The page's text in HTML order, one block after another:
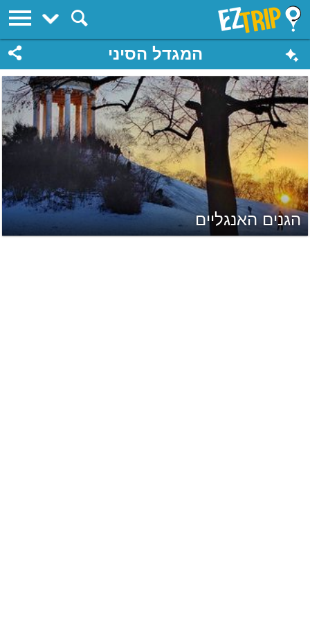
EZTrip
המגדל הסיני
הגנים האנגליים